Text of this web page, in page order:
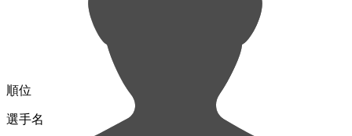
順位
選手名